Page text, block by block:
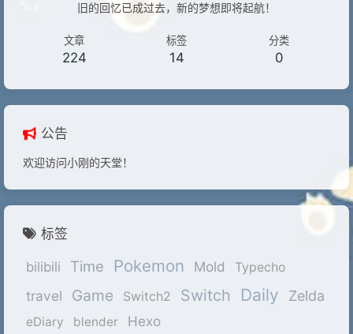
旧的回忆已成过去，新的梦想即将起航！
文章
224
标签
14
分类
0
公告
欢迎访问小刚的天堂！
标签
bilibili Time Pokemon Mold Typecho
travel Game Switch2 Switch Daily Zelda
eDiary blender Hexo